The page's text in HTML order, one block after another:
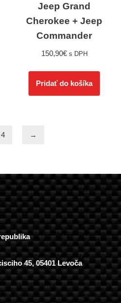
Jeep Grand
Cherokee + Jeep
Commander
150,90€ s DPH
Pridať do košíka
4 →
45, 05401 Levoča